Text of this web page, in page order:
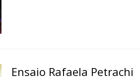
Ensaio Rafaela Petrachi